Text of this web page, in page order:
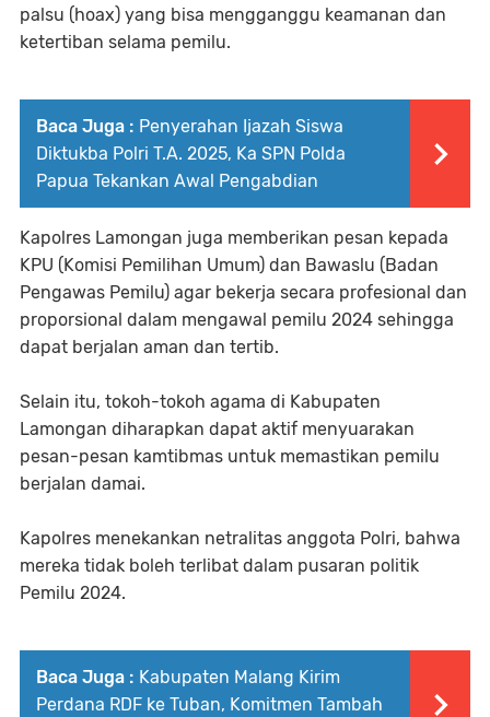
palsu (hoax) yang bisa mengganggu keamanan dan
ketertiban selama pemilu.
Baca Juga : Penyerahan Ijazah Siswa
Diktukba Polri T.A. 2025, Ka SPN Polda
Papua Tekankan Awal Pengabdian
Kapolres Lamongan juga memberikan pesan kepada
KPU (Komisi Pemilihan Umum) dan Bawaslu (Badan
Pengawas Pemilu) agar bekerja secara profesional dan
proporsional dalam mengawal pemilu 2024 sehingga
dapat berjalan aman dan tertib.
Selain itu, tokoh-tokoh agama di Kabupaten
Lamongan diharapkan dapat aktif menyuarakan
pesan-pesan kamtibmas untuk memastikan pemilu
berjalan damai.
Kapolres menekankan netralitas anggota Polri, bahwa
mereka tidak boleh terlibat dalam pusaran politik
Pemilu 2024.
Baca Juga : Kabupaten Malang Kirim
Perdana RDF ke Tuban, Komitmen Tambah